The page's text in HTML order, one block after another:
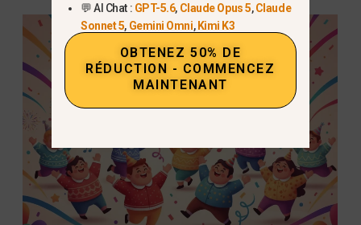
💬 AI Chat : GPT-5.6, Claude Opus 5,Claude
Sonnet 5, Gemini Omni, Kimi K3
OBTENEZ 50% DE
RÉDUCTION - COMMENCEZ
MAINTENANT